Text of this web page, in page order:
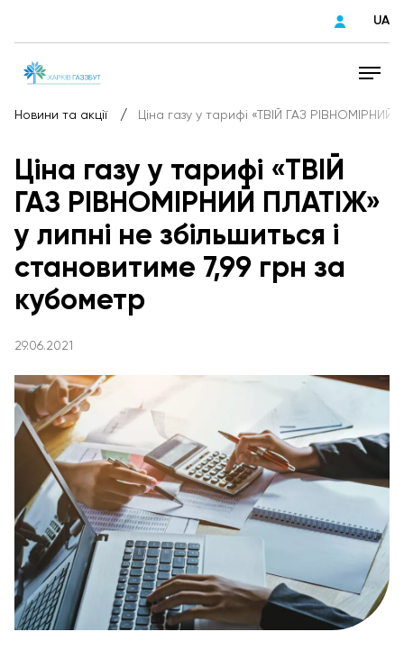
UA
Новини та акції / Ціна газу у тарифі «ТВІЙ ГАЗ РІВНОМІРНИЙ
Ціна газу у тарифі «ТВІЙ
ГАЗ РІВНОМІРНИЙ ПЛАТІЖ»
у липні не збільшиться і
становитиме 7,99 грн за
кубометр
29.06.2021